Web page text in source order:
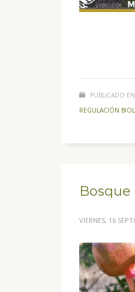
PUBLICADO EN
REGULACIÓN
VIERNES, 16